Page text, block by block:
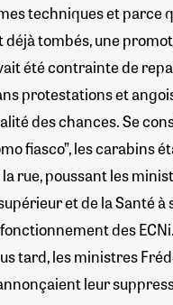
techniques et parce
déjà tombés, une
été contrainte de
protestations et
des chances. Se
fiasco”, les carabins
rue, poussant les
et de la Santé
des
tard, les ministres
leur